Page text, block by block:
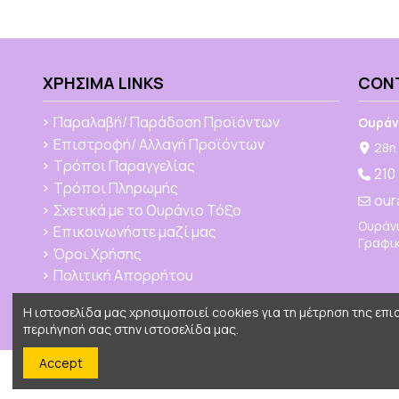
ΧΡΉΣΙΜΑ LINKS
Παραλαβή/ Παράδοση Προϊόντων
Επιστροφή/ Αλλαγή Προϊόντων
Τρόποι Παραγγελίας
Τρόποι Πληρωμής
Σχετικά με το Ουράνιο Τόξο
Επικοινωνήστε μαζί μας
Όροι Χρήσης
Πολιτική Απορρήτου
28η
Η ιστοσελίδα μας χρησιμοποιεί cookies για τη μέτρηση της
περιήγησή σας στην ιστοσελίδα μας.
Accept